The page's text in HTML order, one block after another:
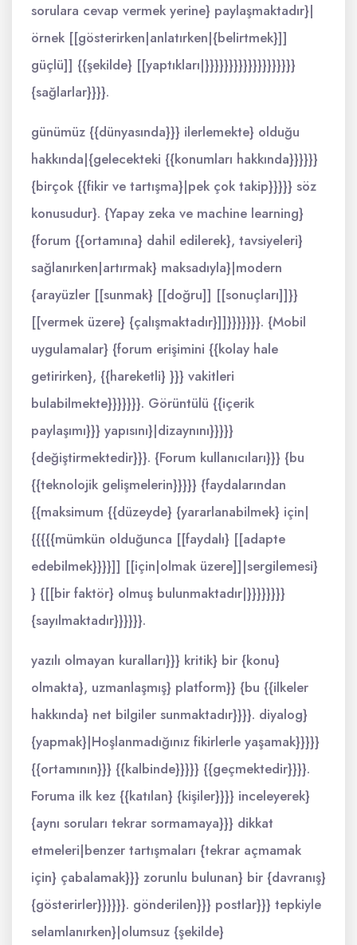
sorulara cevap vermek yerine} paylaşmaktadır}|
örnek [[gösterirken|anlatırken|{belirtmek}]]
güçlü]] {{şekilde} [[yaptıkları|}}}}}}}}}}}}}}}}}}}
{sağlarlar}}}}.
günümüz {{dünyasında}}} ilerlemekte} olduğu
hakkında|{gelecekteki {{konumları hakkında}}}}}}
{birçok {{fikir ve tartışma}|pek çok takip}}}}} söz
konusudur}. {Yapay zeka ve machine learning}
{forum {{ortamına} dahil edilerek}, tavsiyeleri}
sağlanırken|artırmak} maksadıyla}|modern
{arayüzler [[sunmak} [[doğru]] [[sonuçları]]}}
[[vermek üzere} {çalışmaktadır}]]}}}}}}}. {Mobil
uygulamalar} {forum erişimini {{kolay hale
getirirken}, {{hareketli} }}} vakitleri
bulabilmekte}}}}}}}. Görüntülü {{içerik
paylaşımı}}} yapısını}|dizaynını}}}}}
{değiştirmektedir}}}. {Forum kullanıcıları}}} {bu
{{teknolojik gelişmelerin}}}}} {faydalarından
{{maksimum {{düzeyde} {yararlanabilmek} için|
{{{{{mümkün olduğunca [[faydalı} [[adapte
edebilmek}}}}]] [[için|olmak üzere]]|sergilemesi}
} {[[bir faktör} olmuş bulunmaktadır|}}}}}}}}
{sayılmaktadır}}}}}}.
yazılı olmayan kuralları}}} kritik} bir {konu}
olmakta}, uzmanlaşmış} platform}} {bu {{ilkeler
hakkında} net bilgiler sunmaktadır}}}}. diyalog}
{yapmak}|Hoşlanmadığınız fikirlerle yaşamak}}}}}
{{ortamının}}} {{kalbinde}}}}} {{geçmektedir}}}}.
Foruma ilk kez {{katılan} {kişiler}}}} inceleyerek}
{aynı soruları tekrar sormamaya}}} dikkat
etmeleri|benzer tartışmaları {tekrar açmamak
için} çabalamak}}} zorunlu bulunan} bir {davranış}
{gösterirler}}}}}}. gönderilen}}} postlar}}} tepkiyle
selamlanırken}|olumsuz {şekilde}